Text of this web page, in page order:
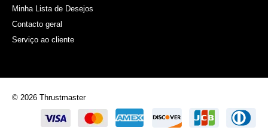
Minha Lista de Desejos
Contacto geral
Serviço ao cliente
© 2026 Thrustmaster